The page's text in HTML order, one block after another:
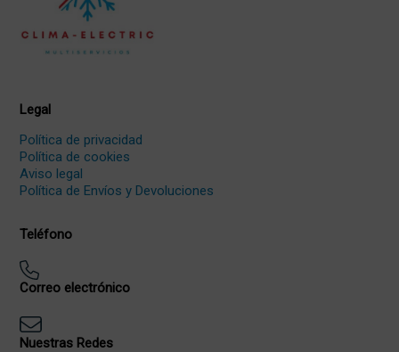
Legal
Política de privacidad
Política de cookies
Aviso legal
Política de Envíos y Devoluciones
Teléfono
Correo electrónico
Nuestras Redes